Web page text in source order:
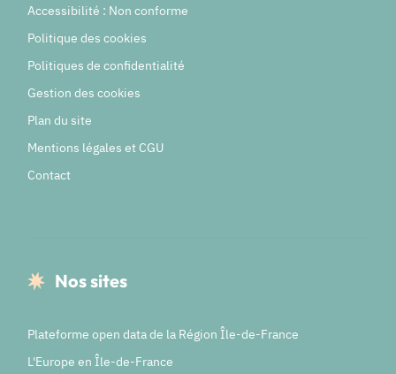
Accessibilité : Non conforme
Politique des cookies
Politiques de confidentialité
Gestion des cookies
Plan du site
Mentions légales et CGU
Contact
Nos sites
Plateforme open data de la Région Île-de-France
L'Europe en Île-de-France